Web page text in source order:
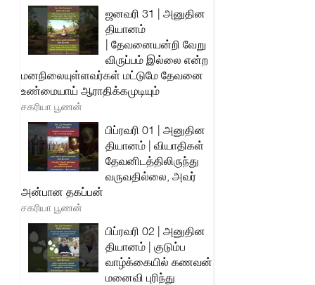
ஜனவரி 31 | அனுதின
தியானம்
| தேவனையன்றி வேறு
விருப்பம் இல்லை என்ற
மனநிலையுள்ளவர்கள் மட்டுமே தேவனை
உண்மையாய் ஆராதிக்கமுடியும்
சகரியா பூணன்
பிப்ரவரி 01 | அனுதின
தியானம் | வியாதிகள்
தேவனிடத்திலிருந்து
வருவதில்லை, அவர்
அன்பான தகப்பன்
சகரியா பூணன்
பிப்ரவரி 02 | அனுதின
தியானம் | குடும்ப
வாழ்க்கையில் கணவன்
மனைவி புரிந்து